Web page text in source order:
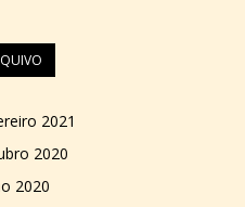
2021
2020
2020